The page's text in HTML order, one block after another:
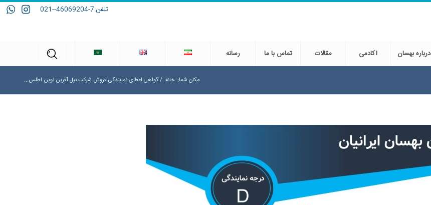
تلفن:7-46069204--021
درباره بهسان آکادمی مقالات تماس با ما رسانه
مکان شما: خانه /ﮔﻮاﻫﯽ اﻋﻄﺎی ﻧﻤﺎﯾﻨﺪﮔﯽ ﻓﺮوش شرکت ﻧﯿﻞ آﻓﺮﯾﻦ ﻧﻮﯾﻦ اﻃﻠﺲ...